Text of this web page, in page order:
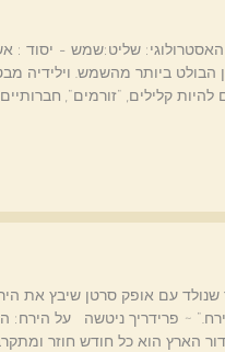
מושפעת באופן הבולט ביותר מהשמש.
להיות קלילים, "זורמים",
פרק א' ואן גוך שנולד עם אופק סרטן
~ פרידריך ניטשה על הירח:
הארץ הוא כל חודש חוזר